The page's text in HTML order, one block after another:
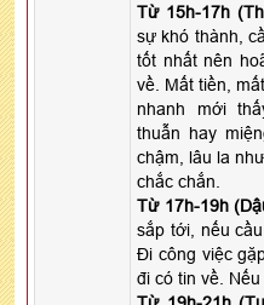
Từ 15h-17h
sự khó thành,
tốt nhất nên
về. Mất tiền,
nhanh mới
thuẫn hay
chậm, lâu la
chắc chắn.
Từ 17h-19h
sắp tới, nếu
Đi công việc
đi có tin về.